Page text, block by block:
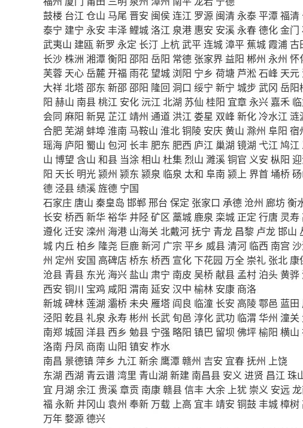
鼓楼 台江 仓山 马尾 晋安 闽侯连江 罗源 闽清 永泰平潭福清
泰宁 建宁 永安 丰泽鲤城洛江 泉港 惠安 安溪 永春德化金门
武夷山 建瓯新罗 永定 长汀 上杭武平连城 漳平 蕉城 霞浦古
长沙株洲 湘潭衡阳 邵阳 岳阳 常德 张家界 益阳 郴州 永州 怀
芙蓉 天心岳麓开福 雨花望城 浏阳 宁乡 荷塘 芦淞石峰 天元
大祥北塔邵东 新邵邵阳 隆回 洞口 绥宁 新宁 城步 武冈 岳阳
阳 赫山 南县桃江 安化沅江 北湖 苏仙 桂阳 宜章 永兴 嘉禾
会同 麻阳 新晃 芷江 靖州 通道 洪江 娄星 双峰 新化 冷水江 涟
合肥 芜湖 蚌埠淮南 马鞍山 淮北铜陵 安庆黄山 滁州 阜阳 宿
瑶海 庐阳 蜀山 包河 长丰 肥东 肥西 庐江 巢湖 镜湖 弋江 鸠江
山 博望 含山 和县 当涂相山 杜集 烈山 濉溪铜官 义安 枞阳
阳 天长 明光颍州 颍东 颍泉 临泉 太和 阜南 颍上 界首埇桥
德 泾县绩溪旌德 宁国
石家庄 唐山 秦皇岛 邯郸 邢台 保定 张家口 承德 沧州 廊坊衡
长安 桥西 新华裕华 井陉矿区 藁城 鹿泉 栾城 正定 行唐 灵寿
遵化迁安 滦州 海港 山海关 北戴河抚宁 青龙 昌黎 卢龙邯山
城 内丘 柏乡 隆尧 巨鹿新河 广宗 平乡 威县清河 临西 南宫
州 定州 安国 高碑店 桥东 桥西 宣化下花园 万全 崇礼 张北 康
沧县 青县 东光 海兴 盐山 肃宁 南皮 吴桥献县 孟村 泊头黄骅
西安 铜川 宝鸡 咸阳 渭南 延安 汉中 榆林 安康 商洛
新城碑林莲湖 灞桥未央 雁塔 阎良 临潼 长安 高陵鄠邑 蓝田
泾阳 乾县礼泉 永寿彬州 长武旬邑 淳化武功 临渭 华州 潼关
南郑城固 洋县 西乡 勉县 宁强 略阳 镇巴 留坝 佛坪榆阳 横山
洛南 丹凤 商南 山阳 镇安 柞水
南昌 景德镇萍乡 九江 新余 鹰潭赣州 吉安 宜春抚州 上饶
东湖 西湖 青云谱湾里 青山湖 新建 南昌县 安义 进贤 昌江 珠
宜 月湖 余江 贵溪章贡 南康赣县信丰 大余 上犹 崇义 安远
福 永新 井冈山 袁州 奉新 万载 上高 宜丰靖安 铜鼓丰城樟树
万年婺源德兴